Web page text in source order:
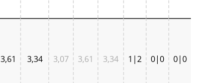
3,61 3,34 3,07 3,61 3,34 1|2 0|0 0|0